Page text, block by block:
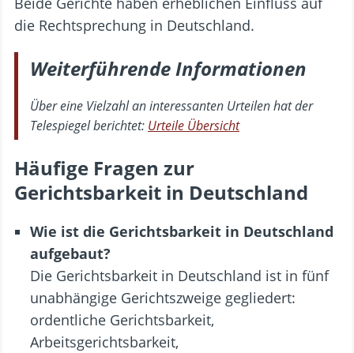
die Rechtsprechung in Deutschland.
Weiterführende Informationen
Über eine Vielzahl an interessanten Urteilen hat der
Telespiegel berichtet: Urteile Übersicht
Häufige Fragen zur
Gerichtsbarkeit in Deutschland
Wie ist die Gerichtsbarkeit in Deutschland
aufgebaut?
Die Gerichtsbarkeit in Deutschland ist in fünf
unabhängige Gerichtszweige gegliedert:
ordentliche Gerichtsbarkeit,
Arbeitsgerichtsbarkeit,